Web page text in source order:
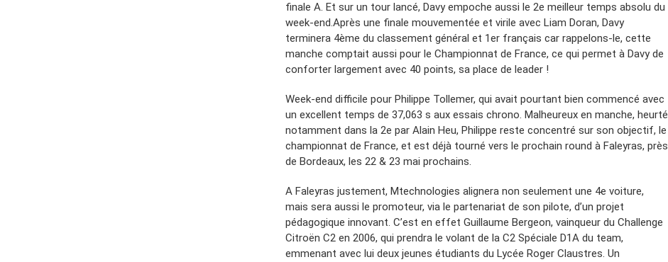
finale A. Et sur un tour lancé, Davy empoche aussi le 2e meilleur temps absolu du
week-end.Après une finale mouvementée et virile avec Liam Doran, Davy
terminera 4ème du classement général et 1er français car rappelons-le, cette
manche comptait aussi pour le Championnat de France, ce qui permet à Davy de
conforter largement avec 40 points, sa place de leader !
Week-end difficile pour Philippe Tollemer, qui avait pourtant bien commencé avec
un excellent temps de 37,063 s aux essais chrono. Malheureux en manche, heurté
notamment dans la 2e par Alain Heu, Philippe reste concentré sur son objectif, le
championnat de France, et est déjà tourné vers le prochain round à Faleyras, près
de Bordeaux, les 22 & 23 mai prochains.
A Faleyras justement, Mtechnologies alignera non seulement une 4e voiture,
mais sera aussi le promoteur, via le partenariat de son pilote, d’un projet
pédagogique innovant. C’est en effet Guillaume Bergeon, vainqueur du Challenge
Citroën C2 en 2006, qui prendra le volant de la C2 Spéciale D1A du team,
emmenant avec lui deux jeunes étudiants du Lycée Roger Claustres. Un